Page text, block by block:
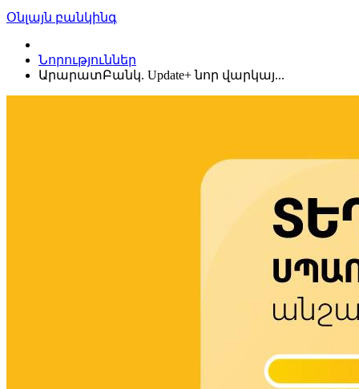
Օնլայն բանկինգ
Նորություններ
ԱրարատԲանկ. Update+ նոր վարկայ...